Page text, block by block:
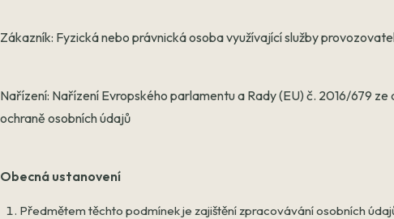
Zákazník: Fyzická nebo právnická osoba využívající služby
Nařízení: Nařízení Evropského parlamentu a Rady (EU) č. 2016/679 ze
ochraně osobních údajů
Obecná ustanovení
Předmětem těchto podmínek je zajištění zpracovávání osobních